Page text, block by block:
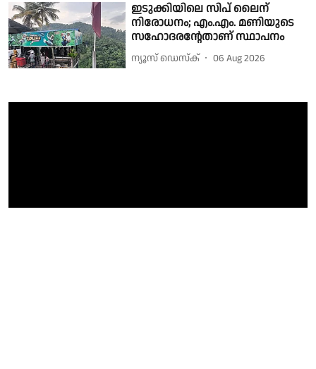
ഇടുക്കിയിലെ സിപ് ലൈന്
നിരോധനം; എം.എം. മണിയുടെ
സഹോദരൻ്റേതാണ് സ്ഥാപനം
ന്യൂസ് ഡെസ്ക് 06 Aug 2026